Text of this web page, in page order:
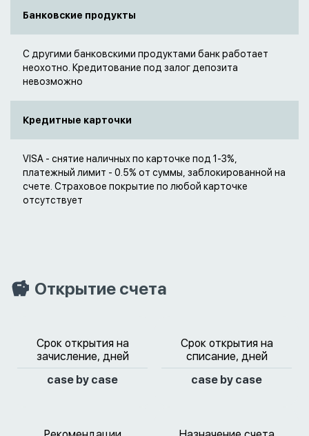
Банковские продукты
С другими банковскими продуктами банк работает
неохотно. Кредитование под залог депозита
невозможно
Кредитные карточки
VISA - снятие наличных по карточке под 1-3%,
платежный лимит - 0.5% от суммы, заблокированной на
счете. Страховое покрытие по любой карточке
отсутствует
Открытие счета
Срок открытия на
зачисление, дней
case by case
Срок открытия на
списание, дней
case by case